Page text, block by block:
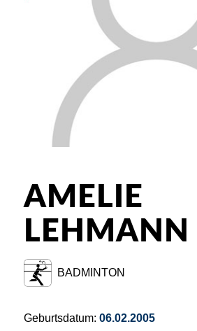
AMELIE
LEHMANN
BADMINTON
Geburtsdatum: 06.02.2005